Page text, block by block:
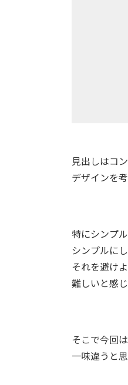
見出しはコ
デザインを
特にシンプ
シンプルに
それを避け
難しいと感
そこで今回
一味違うと